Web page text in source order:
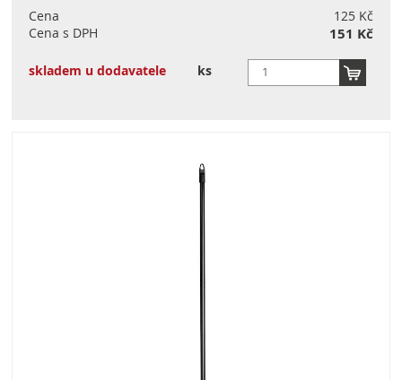
Cena
125 Kč
Cena s DPH
151 Kč
skladem u dodavatele ks